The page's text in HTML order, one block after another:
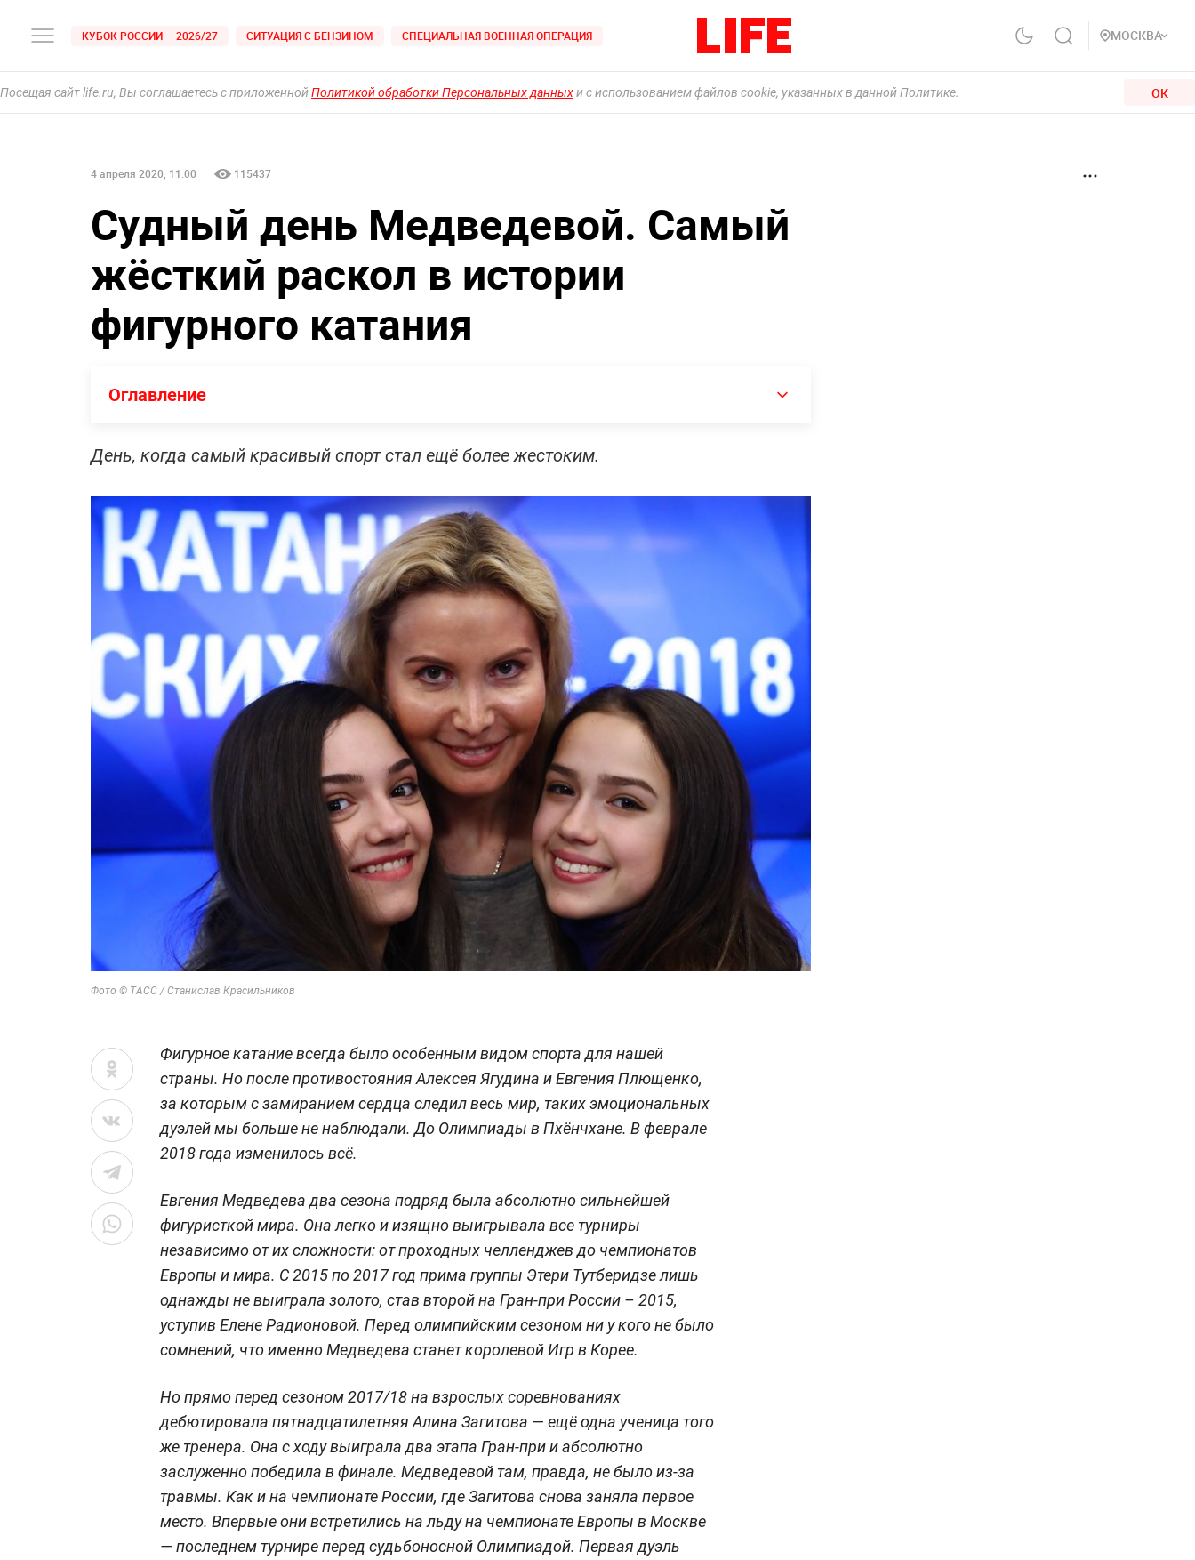
КУБОК РОССИИ — 2026/27 СИТУАЦИЯ С БЕНЗИНОМ СПЕЦИАЛЬНАЯ ВОЕННАЯ ОПЕРАЦИЯ МОСКВА
Посещая сайт life.ru, Вы соглашаетесь с приложеннойПолитикой обработки Персональных данныхи с использованием файлов cookie, указанных в данной Политике. ОК
4 апреля 2020, 11:00 115437
Судный день Медведевой. Самый
жёсткий раскол в истории
фигурного катания
Оглавление
День, когда самый красивый спорт стал ещё более жестоким.
Фото © ТАСС / Станислав Красильников
Фигурное катание всегда было особенным видом спорта для нашей
страны. Но после противостояния Алексея Ягудина и Евгения Плющенко,
за которым с замиранием сердца следил весь мир, таких эмоциональных
дуэлей мы больше не наблюдали. До Олимпиады в Пхёнчхане. В феврале
2018 года изменилось всё.
Евгения Медведева два сезона подряд была абсолютно сильнейшей
фигуристкой мира. Она легко и изящно выигрывала все турниры
независимо от их сложности: от проходных челленджев до чемпионатов
Европы и мира. С 2015 по 2017 год прима группы Этери Тутберидзе лишь
однажды не выиграла золото, став второй на Гран-при России – 2015,
уступив Елене Радионовой. Перед олимпийским сезоном ни у кого не было
сомнений, что именно Медведева станет королевой Игр в Корее.
Но прямо перед сезоном 2017/18 на взрослых соревнованиях
дебютировала пятнадцатилетняя Алина Загитова — ещё одна ученица того
же тренера. Она с ходу выиграла два этапа Гран-при и абсолютно
заслуженно победила в финале. Медведевой там, правда, не было из-за
травмы. Как и на чемпионате России, где Загитова снова заняла первое
место. Впервые они встретились на льду на чемпионате Европы в Москве
— последнем турнире перед судьбоносной Олимпиадой. Первая дуэль